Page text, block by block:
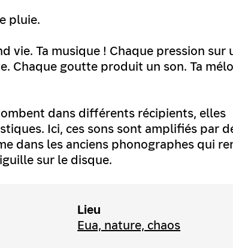
pluie.
vie. Ta musique ! Chaque pression sur
Chaque goutte produit un son. Ta
dans différents récipients, elles
Ici, ces sons sont amplifiés par
dans les anciens phonographes qui
sur le disque.
Lieu
Eua, nature, chaos